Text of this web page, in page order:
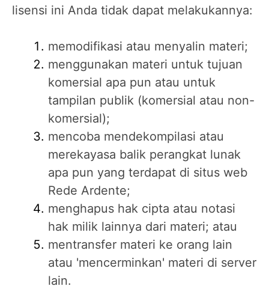
lisensi ini Anda tidak dapat melakukannya:
memodifikasi atau menyalin materi;
menggunakan materi untuk tujuan
komersial apa pun atau untuk
tampilan publik (komersial atau non-
komersial);
mencoba mendekompilasi atau
merekayasa balik perangkat lunak
apa pun yang terdapat di situs web
Rede Ardente;
menghapus hak cipta atau notasi
hak milik lainnya dari materi; atau
mentransfer materi ke orang lain
atau 'mencerminkan' materi di server
lain.